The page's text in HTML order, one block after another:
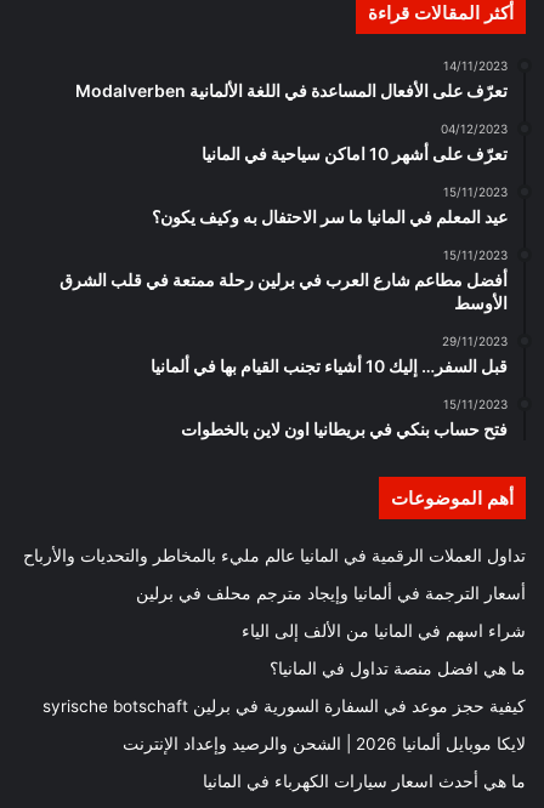
أكثر المقالات قراءة
14/11/2023
تعرّف على الأفعال المساعدة في اللغة الألمانية Modalverben
04/12/2023
تعرّف على أشهر 10 اماكن سياحية في المانيا
15/11/2023
عيد المعلم في المانيا ما سر الاحتفال به وكيف يكون؟
15/11/2023
أفضل مطاعم شارع العرب في برلين رحلة ممتعة في قلب الشرق
الأوسط
29/11/2023
قبل السفر… إليك 10 أشياء تجنب القيام بها في ألمانيا
15/11/2023
فتح حساب بنكي في بريطانيا اون لاين بالخطوات
أهم الموضوعات
تداول العملات الرقمية في المانيا عالم مليء بالمخاطر والتحديات والأرباح
أسعار الترجمة في ألمانيا وإيجاد مترجم محلف في برلين
شراء اسهم في المانيا من الألف إلى الياء
ما هي افضل منصة تداول في المانيا؟
كيفية حجز موعد في السفارة السورية في برلين syrische botschaft
لايكا موبايل ألمانيا 2026 | الشحن والرصيد وإعداد الإنترنت
ما هي أحدث اسعار سيارات الكهرباء في المانيا